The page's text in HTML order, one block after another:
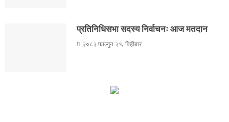
प्रतिनिधिसभा सदस्य निर्वाचनः आज मतदान
२०८२ फाल्गुन २१, बिहीबार